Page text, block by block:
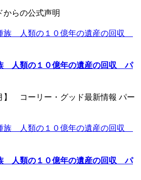
からの公式声明
人類の１０億年の遺産の回収 パ
】 コーリー・グッド最新情報 パー
人類の１０億年の遺産の回収 パ